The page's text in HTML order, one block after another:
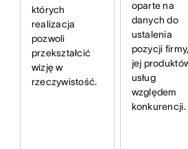
których
realizacja
pozwoli
przekształcić
wizję w
rzeczywistość.
oparte na
danych do
ustalenia
pozycji firmy,
jej
usług
względem
konkurencji.